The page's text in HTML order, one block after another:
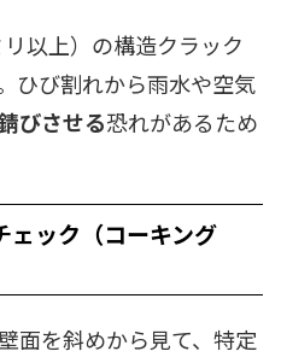
以上）の構造クラック
ひび割れから雨水や空気
びさせる恐れがあるため
ェック（コーキング
面を斜めから見て、特定